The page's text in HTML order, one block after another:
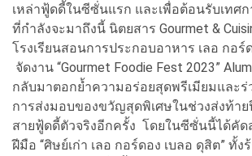
เหล่าฟู้ดดี้ในซีซั่นแรก และเพื่อต้อนรับเทศ
ที่กำลังจะมาถึงนี้ นิตยสาร Gourmet &
โรงเรียนสอนการประกอบอาหาร เลอ กอร์
จัดงาน “Gourmet Foodie Fest 2023”
กลับมาตอกย้ำความอร่อยสุดพรีเมียมและ
การส่งมอบของขวัญสุดพิเศษในช่วงส่งท้า
สายฟู้ดดี้ตัวจริงอีกครั้ง โดยในซีซั่นนี้ได้คัด
ฝีมือ “ศิษย์เก่า เลอ กอร์ดอง เบลอ ดุสิต” ทั้